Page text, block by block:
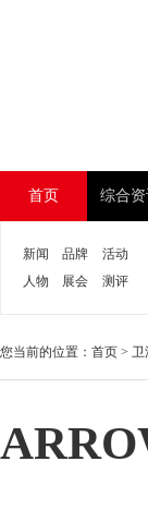
首页 综合
新闻 品牌
活动
人物
展会 测评
您当前的位置： 首页 > 卫